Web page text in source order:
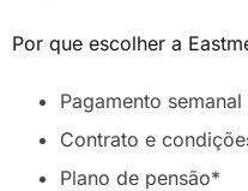
Por que escolher a
Pagamento semanal
Contrato e
Plano de pensão*